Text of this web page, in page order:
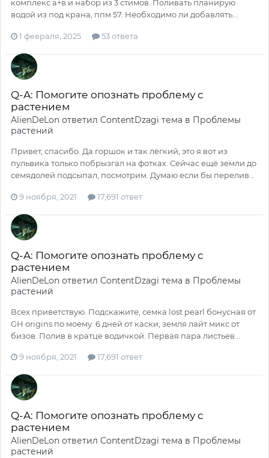
комплекс а+в и набор из 3 стимов. Поливать планирую
водой из под крана, ппм 57. Необходимо ли добавлять...
1 февраля, 2025 53 ответа
Q-A: Помогите опознать проблему с
растением
AlienDeLon ответил ContentDzagi тема в Проблемы
растений
Привет, спасибо. Да горшок и так лёгкий, это я вот из
пульвика только побрызгал на фотках. Сейчас ещё земли до
семядолей подсыпал, посмотрим. Думаю если бы перелив...
9 ноября, 2021 17,691 ответ
Q-A: Помогите опознать проблему с
растением
AlienDeLon ответил ContentDzagi тема в Проблемы
растений
Всех приветствую. Подскажите, семка lost pearl бонусная от
GH origins по моему. 6 дней от каски, земля лайт микс от
бизов. Полив в кратце водичкой. Первая пара листьев...
9 ноября, 2021 17,691 ответ
Q-A: Помогите опознать проблему с
растением
AlienDeLon ответил ContentDzagi тема в Проблемы
растений